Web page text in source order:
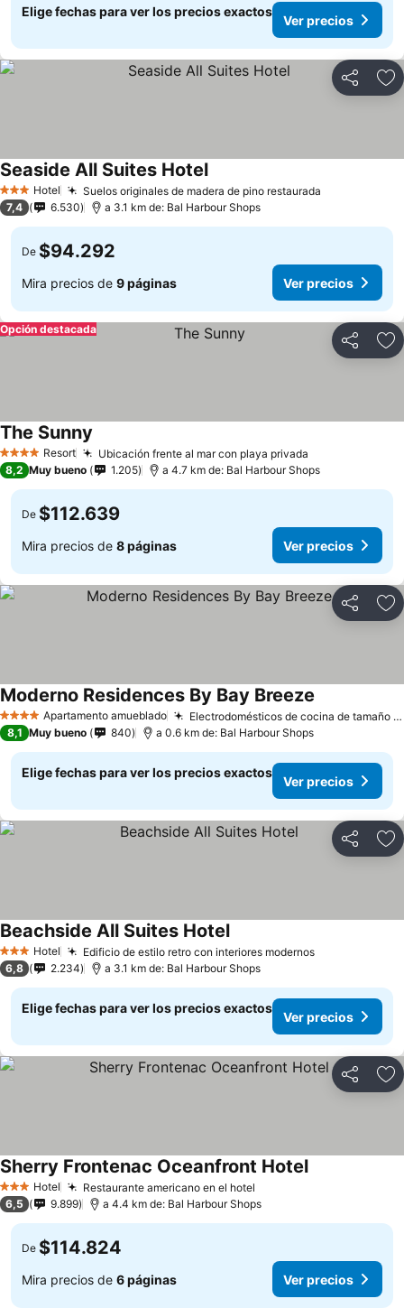
Elige fechas para ver los precios exactos
Ver precios
Compartir
3 Estrellas
Hotel Suelos originales de madera de pino restaurada
Seaside All Suites Hotel
7,4 6.530 a 3.1 km de: Bal Harbour Shops
De $94.292
Mira precios de 9 páginas Ver precios
Compartir
Opción destacada
4 EstrellasResort Ubicación frente al mar con playa privada
The Sunny
8,2 Muy bueno 1.205 a 4.7 km de: Bal Harbour Shops
De $112.639
Mira precios de 8 páginas Ver precios
Compartir
4 EstrellasApartamento amueblado Electrodomésticos de cocina de tamaño completo
Moderno Residences By Bay Breeze
8,1 Muy bueno 840 a 0.6 km de: Bal Harbour Shops
Elige fechas para ver los precios exactos
Ver precios
Compartir
3 Estrellas
Hotel Edificio de estilo retro con interiores modernos
Beachside All Suites Hotel
6,8 2.234 a 3.1 km de: Bal Harbour Shops
Elige fechas para ver los precios exactos
Ver precios
Compartir
3 Estrellas
Hotel Restaurante americano en el hotel
Sherry Frontenac Oceanfront Hotel
6,5 9.899 a 4.4 km de: Bal Harbour Shops
De $114.824
Mira precios de 6 páginas Ver precios